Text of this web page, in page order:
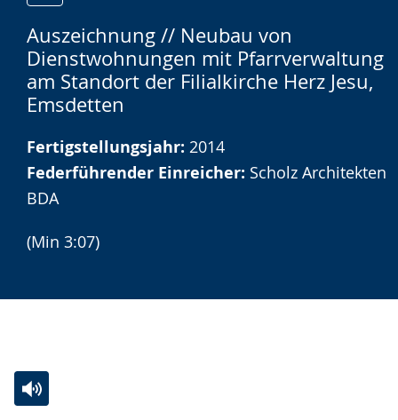
Auszeichnung // Neubau von
Dienstwohnungen mit Pfarrverwaltung
am Standort der Filialkirche Herz Jesu,
Emsdetten
Leichten
Sprache
wechseln.
Audio-
Unterstützung.
Video
in
Deutscher
wird
angezeigt.
Fertigstellungsjahr: 2014
Federführender Einreicher: Scholz Architekten
BDA
(Min 3:07)